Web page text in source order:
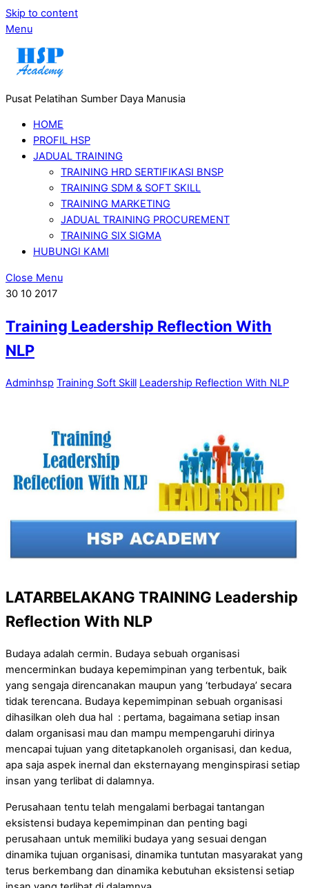
Skip to content
Menu
Pusat Pelatihan Sumber Daya Manusia
HOME
PROFIL HSP
JADUAL TRAINING
TRAINING HRD SERTIFIKASI BNSP
TRAINING SDM & SOFT SKILL
TRAINING MARKETING
JADUAL TRAINING PROCUREMENT
TRAINING SIX SIGMA
HUBUNGI KAMI
Close Menu
30 10 2017
Training Leadership Reflection With
NLP
Adminhsp Training Soft Skill Leadership Reflection With NLP
LATARBELAKANG TRAINING Leadership
Reflection With NLP
Budaya adalah cermin. Budaya sebuah organisasi
mencerminkan budaya kepemimpinan yang terbentuk, baik
yang sengaja direncanakan maupun yang ‘terbudaya’ secara
tidak terencana. Budaya kepemimpinan sebuah organisasi
dihasilkan oleh dua hal : pertama, bagaimana setiap insan
dalam organisasi mau dan mampu mempengaruhi dirinya
mencapai tujuan yang ditetapkanoleh organisasi, dan kedua,
apa saja aspek inernal dan eksternayang menginspirasi setiap
insan yang terlibat di dalamnya.
Perusahaan tentu telah mengalami berbagai tantangan
eksistensi budaya kepemimpinan dan penting bagi
perusahaan untuk memiliki budaya yang sesuai dengan
dinamika tujuan organisasi, dinamika tuntutan masyarakat yang
terus berkembang dan dinamika kebutuhan eksistensi setiap